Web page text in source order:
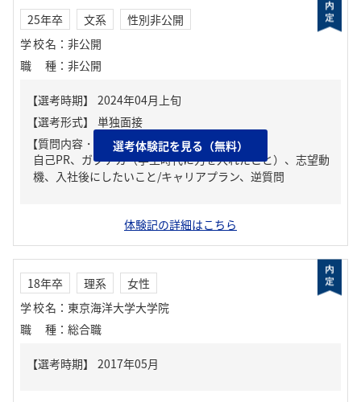
25年卒 文系
性別非公開
学校名 ： 非公開
職種 ： 非公開
【質問内容・課題】
自己PR、ガクチカ（学生時代に力を入れたこと）、志望動
機、入社後にしたいこと/キャリアプラン、逆質問
選考体験記を見る（無料）
体験記の詳細はこちら
18年卒 理系
女性
学校名 ： 東京海洋大学大学院
職種 ： 総合職